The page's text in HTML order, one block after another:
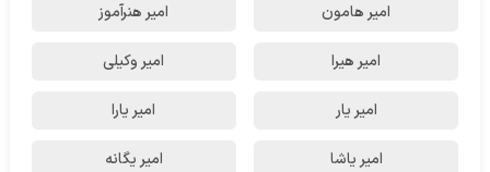
امیر هامون امیر هنرآموز
امیر هیرا امیر وکیلی
امیر یار امیر یارا
امیر یاشا امیر یگانه